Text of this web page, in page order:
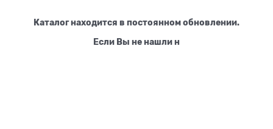
Каталог находится в постоянном обновлении.
Если Вы не нашли н